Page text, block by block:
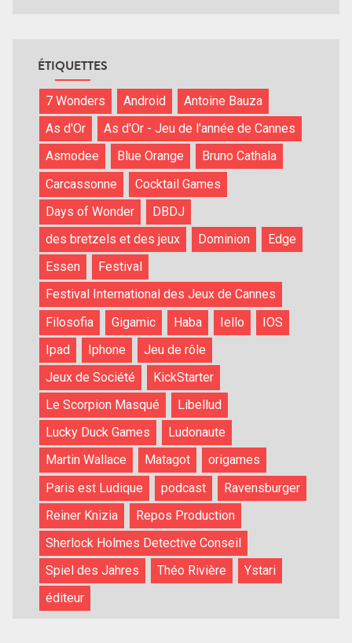
ÉTIQUETTES
7 Wonders Android
Antoine Bauza
As d'Or
As d'Or - Jeu de l'année de Cannes
Asmodee
Blue Orange
Bruno Cathala
Carcassonne
Cocktail Games
Days of Wonder
DBDJ
des bretzels et des jeux
Dominion
Edge
Essen
Festival
Festival International des Jeux de Cannes
Filosofia
Gigamic Haba Iello
IOS
Ipad
Iphone
Jeu de rôle
Jeux de Société
KickStarter
Le Scorpion Masqué
Libellud
Lucky Duck Games
Ludonaute
Martin Wallace
Matagot
origames
Paris est Ludique
podcast
Ravensburger
Reiner Knizia
Repos Production
Sherlock Holmes Detective Conseil
Spiel des Jahres
Théo Rivière
Ystari
éditeur